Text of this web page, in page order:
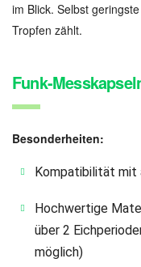
im Blick. Selbst
Tropfen zählt.
Funk-
Besonderheiten:
Kompatibilität mit
Hochwertige
über 2
möglich)